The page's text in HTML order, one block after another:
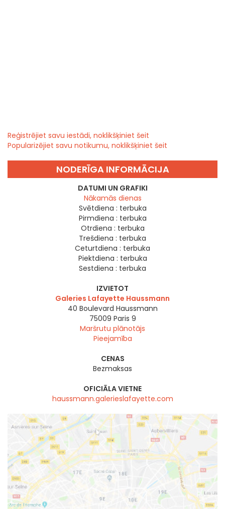
Reģistrējiet savu iestādi, noklikšķiniet šeit
Popularizējiet savu notikumu, noklikšķiniet šeit
NODERĪGA INFORMĀCIJA
DATUMI UN GRAFIKI
Nākamās dienas
Svētdiena : terbuka
Pirmdiena : terbuka
Otrdiena : terbuka
Trešdiena : terbuka
Ceturtdiena : terbuka
Piektdiena : terbuka
Sestdiena : terbuka
IZVIETOT
Galeries Lafayette Haussmann
40 Boulevard Haussmann
75009 Paris 9
Maršrutu plānotājs
Pieejamība
CENAS
Bezmaksas
OFICIĀLA VIETNE
haussmann.galerieslafayette.com